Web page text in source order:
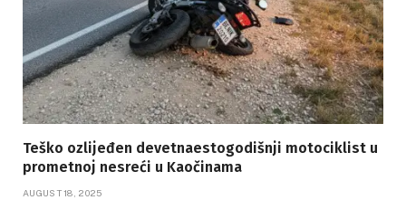
Teško ozlijeđen devetnaestogodišnji motociklist u
prometnoj nesreći u Kaočinama
AUGUST 18, 2025